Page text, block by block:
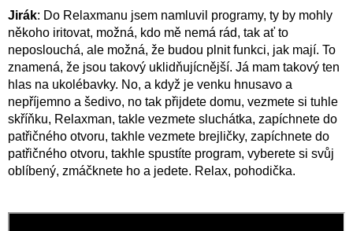
Jirák: Do Relaxmanu jsem namluvil programy, ty by mohly
někoho iritovat, možná, kdo mě nemá rád, tak ať to
neposlouchá, ale možná, že budou plnit funkci, jak mají. To
znamená, že jsou takový uklidňujícnější. Já mam takový ten
hlas na ukolébavky. No, a když je venku hnusavo a
nepříjemno a šedivo, no tak přijdete domu, vezmete si tuhle
skříňku, Relaxman, takle vezmete sluchátka, zapíchnete do
patřičného otvoru, takhle vezmete brejličky, zapíchnete do
patřičného otvoru, takhle spustíte program, vyberete si svůj
oblíbený, zmáčknete ho a jedete. Relax, pohodička.